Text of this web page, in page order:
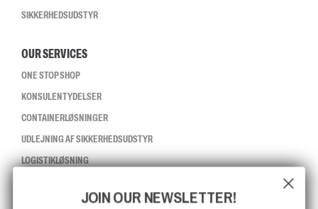
SIKKERHEDSUDSTYR
OUR SERVICES
ONE STOP SHOP
KONSULENTYDELSER
CONTAINERLØSNINGER
UDLEJNING AF SIKKERHEDSUDSTYR
LOGISTIKLØSNING
JOIN OUR NEWSLETTER!